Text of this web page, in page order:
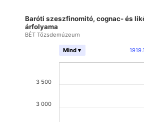
Baróti szeszfinomitó, cognac- és
árfolyama
BÉT Tőzsdemúzeum
Mind ▾
3 000
3 500